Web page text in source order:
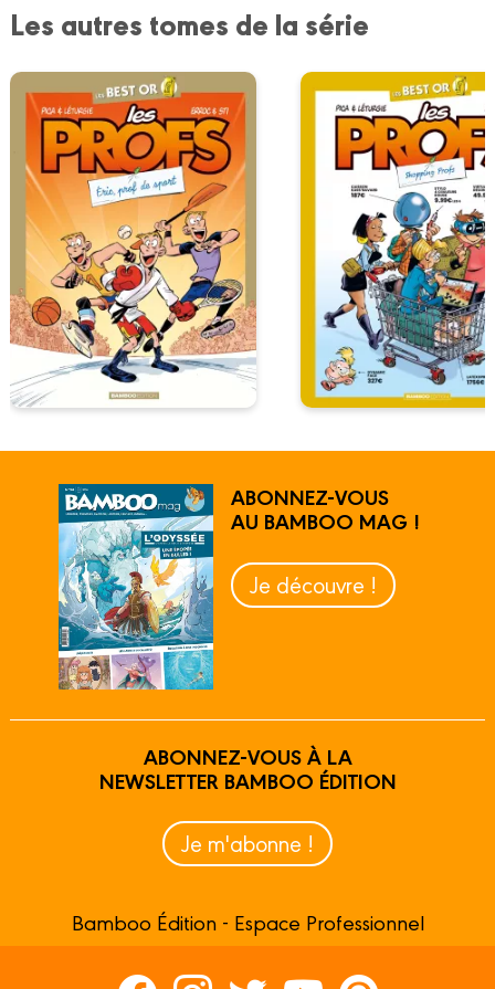
Les autres tomes de la série
ABONNEZ-VOUS
AU BAMBOO MAG !
Je découvre !
ABONNEZ-VOUS À LA
NEWSLETTER BAMBOO ÉDITION
Je m'abonne !
Bamboo Édition - Espace Professionnel